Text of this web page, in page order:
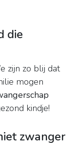
die
zijn zo blij dat
mogen
kindje!
zwanger